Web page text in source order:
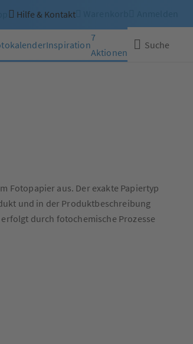
Hilfe & Kontakt
Inspiration
7
Aktionen
Suche
Fotopapier aus. Der exakte Papiertyp
und in der Produktbeschreibung
durch fotochemische Prozesse